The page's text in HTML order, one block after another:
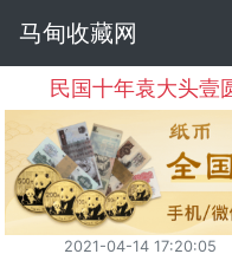
马甸收藏网
民国十年袁大头壹
2021-04-14 17:20:05